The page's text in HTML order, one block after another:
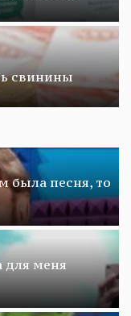
свинины
была песня, то
для меня